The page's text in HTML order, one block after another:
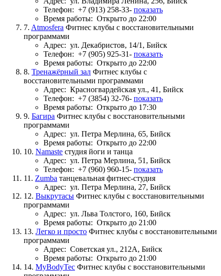
Телефон: +7 (913) 258-33- показать
Время работы: Открыто до 22:00
7. Atmosfera Фитнес клубы с восстановительными
программами
Адрес: ул. Декабристов, 14/1, Бийск
Телефон: +7 (905) 925-31- показать
Время работы: Открыто до 22:00
8. Тренажёрный зал Фитнес клубы с
восстановительными программами
Адрес: Красногвардейская ул., 41, Бийск
Телефон: +7 (3854) 32-76- показать
Время работы: Открыто до 17:30
9. Багира Фитнес клубы с восстановительными
программами
Адрес: ул. Петра Мерлина, 65, Бийск
Время работы: Открыто до 22:00
10. Namaste студия йоги и танца
Адрес: ул. Петра Мерлина, 51, Бийск
Телефон: +7 (960) 960-15- показать
11. Zumba танцевальная фитнес-студия
Адрес: ул. Петра Мерлина, 27, Бийск
12. Выкрутасы Фитнес клубы с восстановительными
программами
Адрес: ул. Льва Толстого, 160, Бийск
Время работы: Открыто до 21:00
13. Легко и просто Фитнес клубы с восстановительными
программами
Адрес: Советская ул., 212А, Бийск
Время работы: Открыто до 21:00
14. MyBodyTec Фитнес клубы с восстановительными